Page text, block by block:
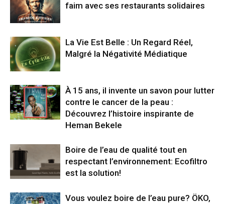
faim avec ses restaurants solidaires
La Vie Est Belle : Un Regard Réel,
Malgré la Négativité Médiatique
À 15 ans, il invente un savon pour lutter
contre le cancer de la peau :
Découvrez l’histoire inspirante de
Heman Bekele
Boire de l’eau de qualité tout en
respectant l’environnement: Ecofiltro
est la solution!
Vous voulez boire de l’eau pure? ÖKO,